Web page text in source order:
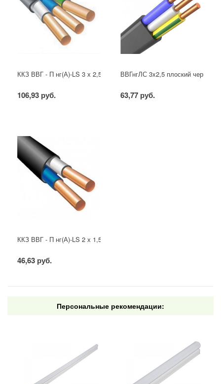
ККЗ ВВГ - П нг(А)-LS 3 х 2,5 ГОСТ
106,93 руб.
ВВГнгЛС 3x2,5 плоский черный
63,77 руб.
ККЗ ВВГ - П нг(А)-LS 2 х 1,5 ГОСТ
46,63 руб.
Персональные рекомендации: